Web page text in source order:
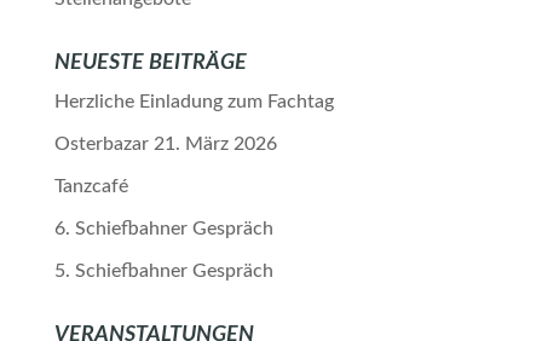
NEUESTE BEITRÄGE
Herzliche Einladung zum Fachtag
Osterbazar 21. März 2026
Tanzcafé
6. Schiefbahner Gespräch
5. Schiefbahner Gespräch
VERANSTALTUNGEN